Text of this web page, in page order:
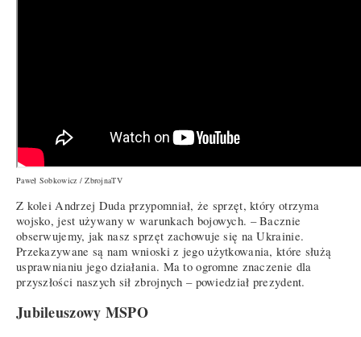
Paweł Sobkowicz / ZbrojnaTV
Z kolei Andrzej Duda przypomniał, że sprzęt, który otrzyma
wojsko, jest używany w warunkach bojowych. – Bacznie
obserwujemy, jak nasz sprzęt zachowuje się na Ukrainie.
Przekazywane są nam wnioski z jego użytkowania, które służą
usprawnianiu jego działania. Ma to ogromne znaczenie dla
przyszłości naszych sił zbrojnych – powiedział prezydent.
Jubileuszowy MSPO